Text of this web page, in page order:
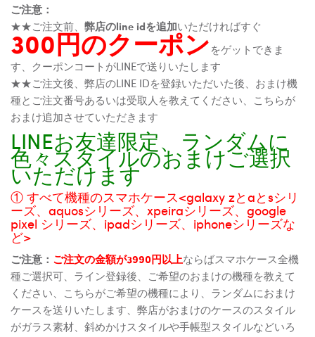
ご注意：
★★ご注文前、 弊店のline idを追加いただければすぐ
300円のクーポンをゲットできま
す、クーポンコートがLINEで送りいたします
★★ご注文後、弊店のLINE IDを登録いただいた後、おまけ機
種とご注文番号あるいは受取人を教えてください、こちらが
おまけ追加させていただきます
LINEお友達限定、ランダムに
色々スタイルのおまけご選択
いただけます
① すべて機種のスマホケース<galaxy zとaとsシリ
ーズ、aquosシリーズ、xpeiraシリーズ、google
pixel シリーズ、ipadシリーズ、iphoneシリーズな
ど>
ご注意： ご注文の金額が3990円以上ならばスマホケース全機
種ご選択可、ライン登録後、ご希望のおまけの機種を教えて
ください、こちらがご希望の機種により、ランダムにおまけ
ケースを送りいたします、弊店がおまけのケースのスタイル
がガラス素材、斜めかけスタイルや手帳型スタイルなどいろ